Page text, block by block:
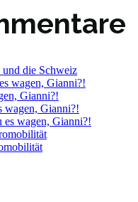
die Schweiz
wagen, Gianni?!
Gianni?!
wagen, Gianni?!
es wagen, Gianni?!